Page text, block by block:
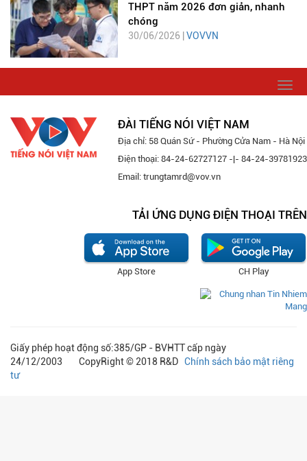
THPT năm 2026 đơn giản, nhanh
chóng
30/06/2026 | VOVVN
ĐÀI TIẾNG NÓI VIỆT NAM
Địa chỉ: 58 Quán Sứ - Phường Cửa Nam - Hà Nội
Điện thoại: 84-24-62727127 -|- 84-24-39781923
Email: trungtamrd@vov.vn
TẢI ỨNG DỤNG ĐIỆN THOẠI TRÊN
CH Play
App Store
Giấy phép hoạt động số:385/GP - BVHTT cấp ngày
24/12/2003 CopyRight © 2018 R&D Chính sách bảo mật riêng
tư